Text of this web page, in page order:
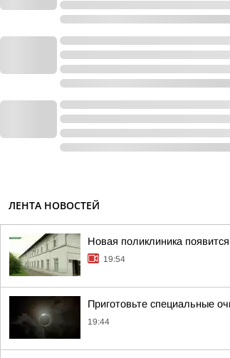
ЛЕНТА НОВОСТЕЙ
Новая поликлиника
19:54
Приготовьте специальные
19:44